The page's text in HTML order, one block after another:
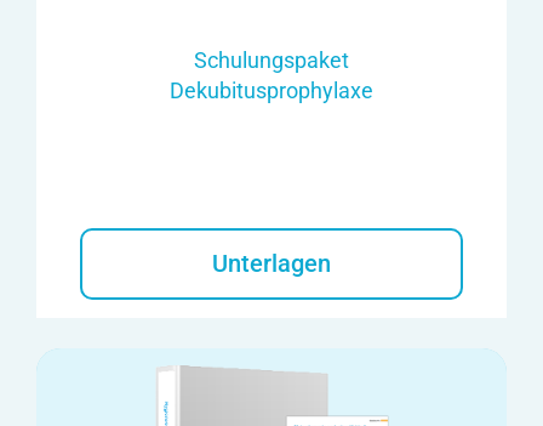
Schulungspaket
Dekubitusprophylaxe
Unterlagen